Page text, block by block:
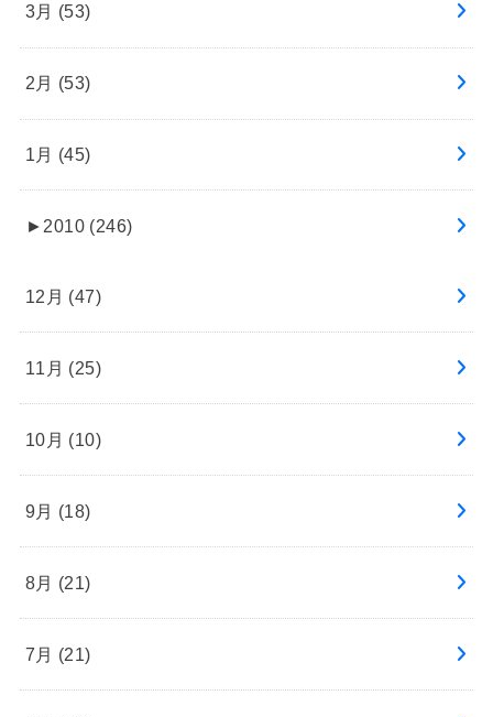
3月 (53)
2月 (53)
1月 (45)
► 2010 (246)
12月 (47)
11月 (25)
10月 (10)
9月 (18)
8月 (21)
7月 (21)